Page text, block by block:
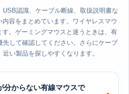
認識、ケーブル断線、取扱説明書な
容をまとめています。ワイヤレスマウ
。ゲーミングマウスと迷うときは、有
して確認してください。さらにケーブ
い製品を探しやすくなります。
分からない有線マウスで